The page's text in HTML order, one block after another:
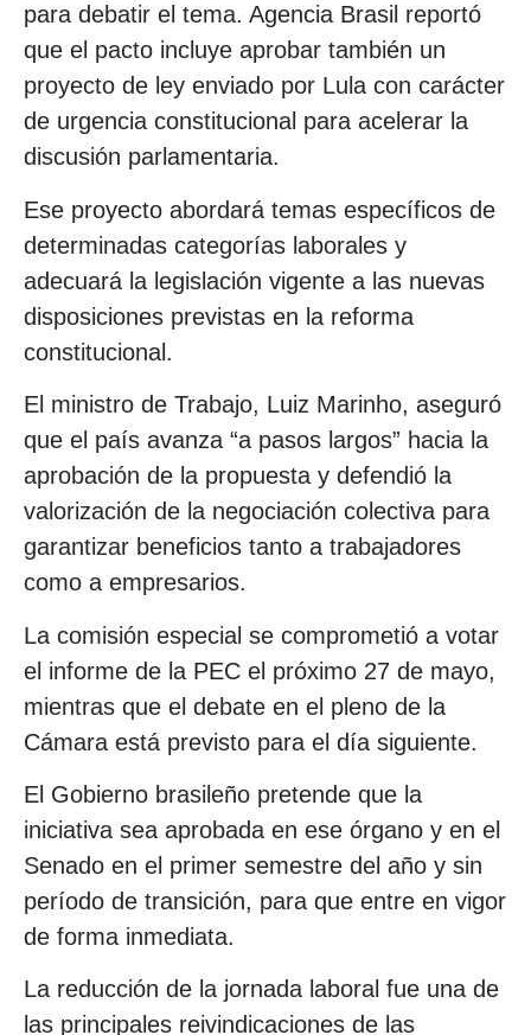
para debatir el tema. Agencia Brasil reportó
que el pacto incluye aprobar también un
proyecto de ley enviado por Lula con carácter
de urgencia constitucional para acelerar la
discusión parlamentaria.
Ese proyecto abordará temas específicos de
determinadas categorías laborales y
adecuará la legislación vigente a las nuevas
disposiciones previstas en la reforma
constitucional.
El ministro de Trabajo, Luiz Marinho, aseguró
que el país avanza “a pasos largos” hacia la
aprobación de la propuesta y defendió la
valorización de la negociación colectiva para
garantizar beneficios tanto a trabajadores
como a empresarios.
La comisión especial se comprometió a votar
el informe de la PEC el próximo 27 de mayo,
mientras que el debate en el pleno de la
Cámara está previsto para el día siguiente.
El Gobierno brasileño pretende que la
iniciativa sea aprobada en ese órgano y en el
Senado en el primer semestre del año y sin
período de transición, para que entre en vigor
de forma inmediata.
La reducción de la jornada laboral fue una de
las principales reivindicaciones de las